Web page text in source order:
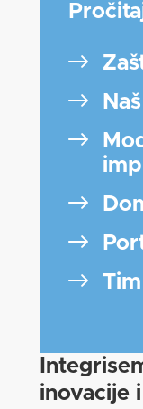
Tim
inovacije